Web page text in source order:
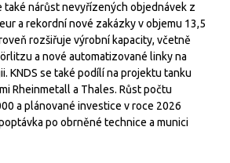
také nárůst nevyřízených objednávek z
a rekordní nové zakázky v objemu 13,5
rozšiřuje výrobní kapacity, včetně
a nové automatizované linky na
KNDS se také podílí na projektu tanku
Rheinmetall a Thales. Růst počtu
a plánované investice v roce 2026
po obrněné technice a munici